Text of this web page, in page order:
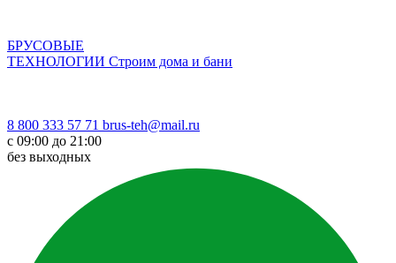
БРУСОВЫЕ
ТЕХНОЛОГИИ Строим дома и бани
8 800 333 57 71 brus-teh@mail.ru
с 09:00 до 21:00
без выходных